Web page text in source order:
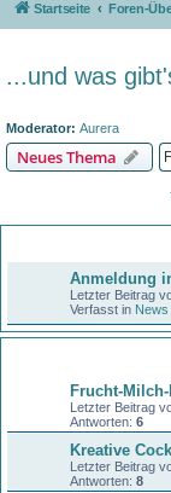
Startseite Foren-
...und was
Moderator: Aurera
Neues Thema
Anmeldung
Letzter Beitrag
Verfasst in News
Frucht-
Letzter Beitrag
Antworten: 6
Kreative
Letzter Beitrag
Antworten: 8